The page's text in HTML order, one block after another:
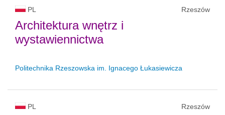
PL Rzeszów
Architektura wnętrz i
wystawiennictwa
Politechnika Rzeszowska im. Ignacego Łukasiewicza
PL Rzeszów